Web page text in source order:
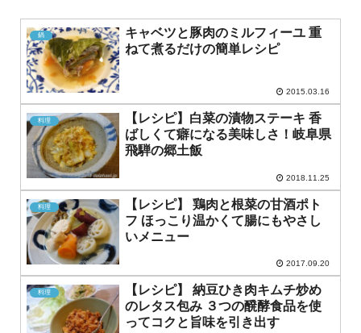
鍋
キャベツと豚肉のミルフィーユ 重
ねて煮るだけの簡単レシピ
2015.03.16
料理
【レシピ】白菜の漬物ステーキ 香
ばしくて癖になる美味しさ！岐阜県
飛騨の郷土飯
2018.11.25
料理
【レシピ】 鶏肉と根菜の甘酒ポト
フ ほっこり温かくて腸にもやさし
いメニュー
2017.09.20
料理
【レシピ】 納豆ひき肉キムチ炒め
のレタス包み ３つの醗酵食品を使
ってコクと旨味を引き出す